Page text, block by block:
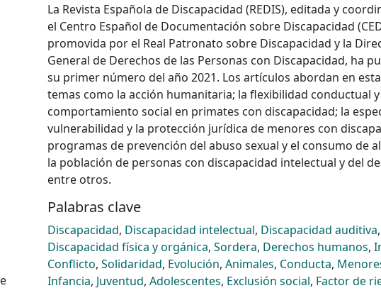
La Revista Española de Discapacidad (REDIS), editada y
el Centro Español de Documentación sobre Discapacidad
promovida por el Real Patronato sobre Discapacidad y la
General de Derechos de las Personas con Discapacidad, ha
su primer número del año 2021. Los artículos abordan en
temas como la acción humanitaria; la flexibilidad conductual y
comportamiento social en primates con discapacidad; la
vulnerabilidad y la protección jurídica de menores con
programas de prevención del abuso sexual y el consumo de
la población de personas con discapacidad intelectual y del
entre otros.
Palabras clave
Discapacidad, Discapacidad intelectual, Discapacidad auditiva,
Discapacidad física y orgánica, Sordera, Derechos humanos,
Conflicto, Solidaridad, Evolución, Animales, Conducta,
Infancia, Juventud, Adolescentes, Exclusión social, Factor de